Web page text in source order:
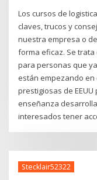
Los cursos de
claves, trucos y
nuestra empresa o
forma eficaz. Se
para personas que
están empezando
prestigiosas de
enseñanza
interesados tener
Stecklair52322